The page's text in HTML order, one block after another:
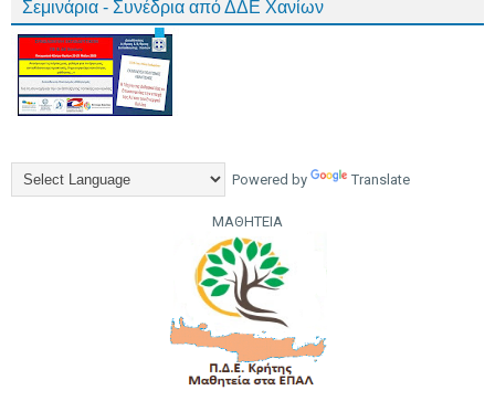
Σεμινάρια - Συνέδρια από ΔΔΕ Χανίων
Powered by Translate
ΜΑΘΗΤΕΙΑ